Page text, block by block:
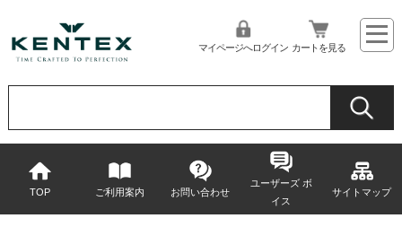
マイページへログイン カートを見る
TOP ご利用案内 お問い合わせ
ユーザーズ ボ
イス
サイトマップ